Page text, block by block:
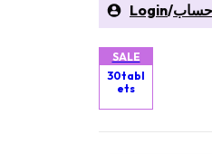
Login/حساب
SALE
30tabl
ets